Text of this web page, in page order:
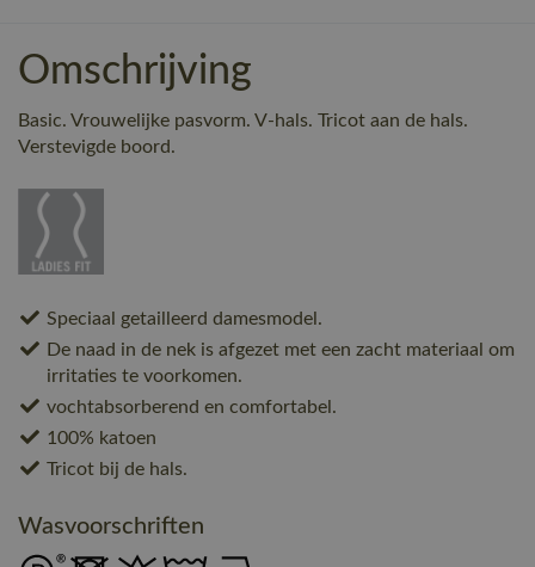
Omschrijving
Basic. Vrouwelijke pasvorm. V-hals. Tricot aan de hals.
Verstevigde boord.
Speciaal getailleerd damesmodel.
De naad in de nek is afgezet met een zacht materiaal om
irritaties te voorkomen.
vochtabsorberend en comfortabel.
100% katoen
Tricot bij de hals.
Wasvoorschriften